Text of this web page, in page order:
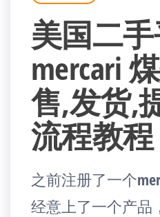
美国二
mercari
售,发货,
流程教程
之前注册了一个
经意上了一个产品